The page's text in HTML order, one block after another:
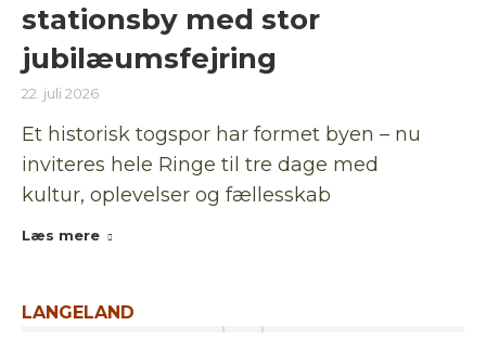
stationsby med stor
jubilæumsfejring
22. juli 2026
Et historisk togspor har formet byen – nu
inviteres hele Ringe til tre dage med
kultur, oplevelser og fællesskab
Læs mere
LANGELAND